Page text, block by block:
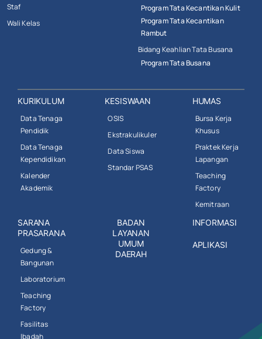
Staf
Wali Kelas
Program Tata Kecantikan Kulit
Program Tata Kecantikan
Rambut
Bidang Keahlian Tata Busana
Program Tata Busana
KURIKULUM
Data Tenaga
Pendidik
Data Tenaga
Kependidikan
Kalender
Akademik
KESISWAAN
OSIS
Ekstrakulikuler
Data Siswa
Standar PSAS
HUMAS
Bursa Kerja
Khusus
Praktek Kerja
Lapangan
Teaching
Factory
Kemitraan
SARANA
PRASARANA
Gedung &
Bangunan
Laboratorium
Teaching
Factory
Fasilitas
Ibadah
BADAN
LAYANAN
UMUM
DAERAH
INFORMASI
APLIKASI